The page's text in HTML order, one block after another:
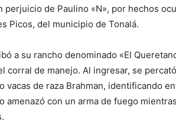
de Paulino «N», por hechos
Picos, del municipio de Tonalá.
a su rancho denominado «El
corral de manejo. Al ingresar, se
de raza Brahman, identificando
amenazó con un arma de fuego mientras